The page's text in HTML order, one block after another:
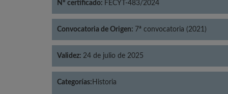
Nº certificado: FECYT-483/2024
Convocatoria de Origen: 7ª convocatoria (2021)
Validez: 24 de julio de 2025
Categorías: Historia